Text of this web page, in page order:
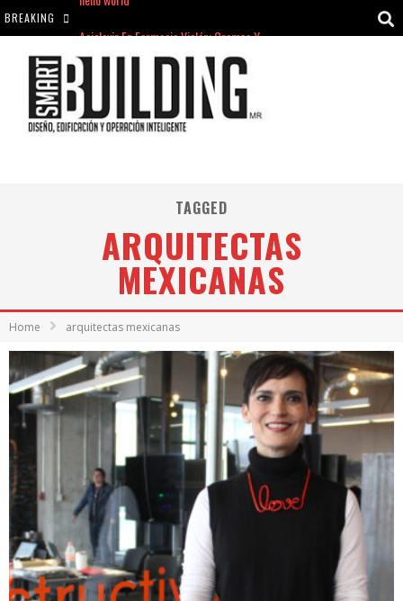
BREAKING
hello world
hello world
TAGGED
ARQUITECTAS
MEXICANAS
Home arquitectas mexicanas